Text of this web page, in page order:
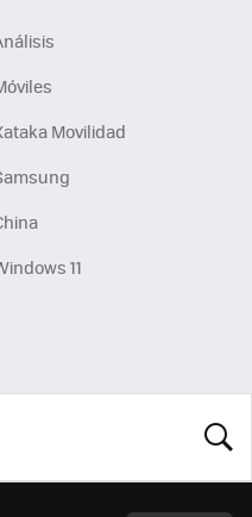
Movilidad
11